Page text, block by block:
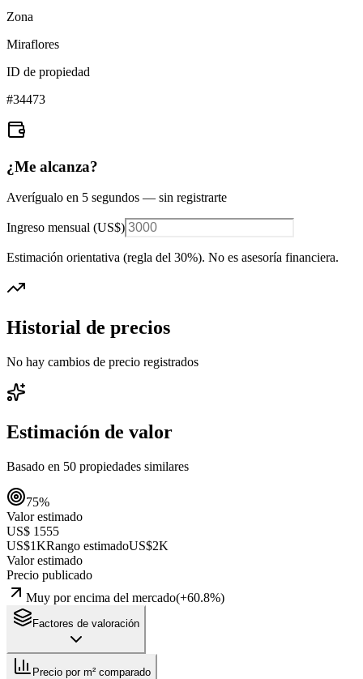
Zona
Miraflores
ID de propiedad
#34473
¿Me alcanza?
Averígualo en 5 segundos — sin registrarte
Ingreso mensual (US$)
Estimación orientativa (regla del 30%). No es asesoría financiera.
Historial de precios
No hay cambios de precio registrados
Estimación de valor
Basado en 50 propiedades similares
75%
Valor estimado
US$ 1555
US$1KRango estimadoUS$2K
Valor estimado
Precio publicado
Muy por encima del mercado(+60.8%)
Factores de valoración
Precio por m² comparado